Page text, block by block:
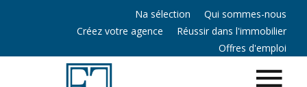
Na sélection
Qui sommes-nous
Créez votre agence
Réussir dans l'immobilier
Offres d'emploi